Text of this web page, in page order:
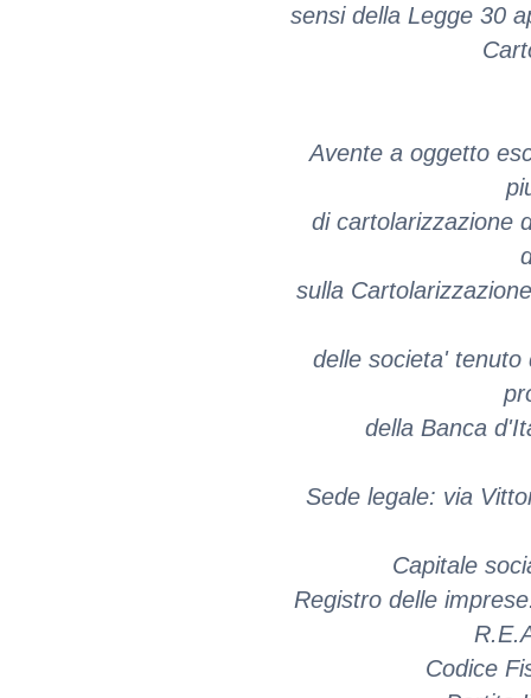
sensi della Legge 30
Avente a oggetto
di cartolarizzazione
sulla
delle societa' tenuto
della Banca
Sede legale: via
Capitale
Registro delle
Codice